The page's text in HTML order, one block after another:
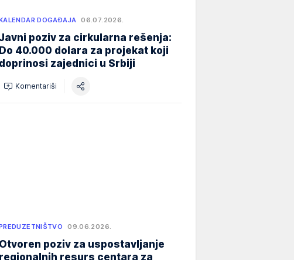
DOGAĐAJA 06.07.2026.
poziv za cirkularna rešenja:
Do 40.000 dolara za projekat koji
doprinosi zajednici u Srbiji
Komentariši
09.06.2026.
Otvoren poziv za uspostavljanje
regionalnih resurs centara za